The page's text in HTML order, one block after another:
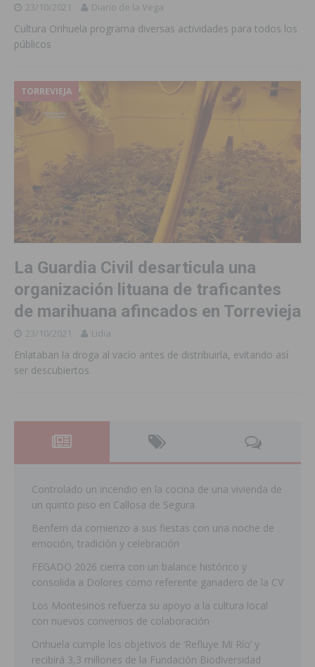
23/10/2021 Diario de la Vega
Cultura Orihuela programa diversas actividades para todos los
públicos
TORREVIEJA
La Guardia Civil desarticula una
organización lituana de traficantes
de marihuana afincados en Torrevieja
23/10/2021 Lidia
Enlataban la droga al vacío antes de distribuirla, evitando así
ser descubiertos
Controlado un incendio en la cocina de una vivienda de
un quinto piso en Callosa de Segura
Benferri da comienzo a sus fiestas con una noche de
emoción, tradición y celebración
FEGADO 2026 cierra con un balance histórico y
consolida a Dolores como referente ganadero de la CV
Los Montesinos refuerza su apoyo a la cultura local
con nuevos convenios de colaboración
Orihuela cumple los objetivos de ‘Refluye Mi Río’ y
recibirá 3,3 millones de la Fundación Biodiversidad